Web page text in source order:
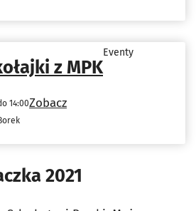
z MPK
Eventy
14:00Zobacz
2021